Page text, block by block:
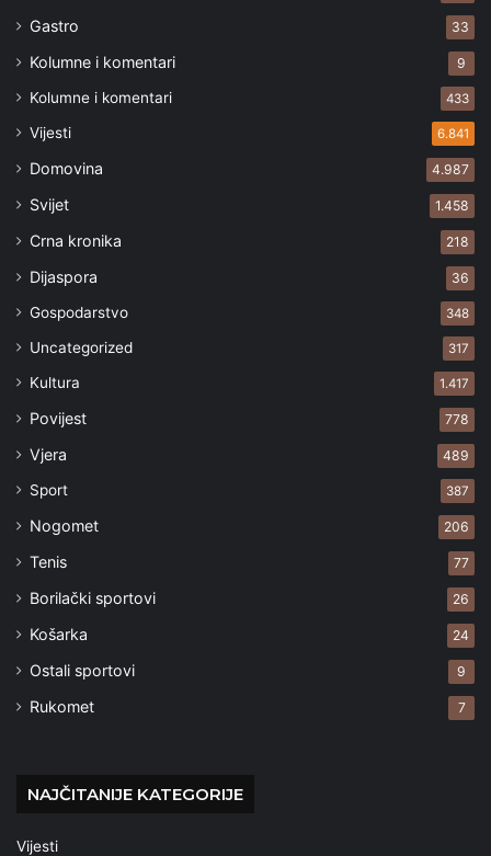
Gastro 33
Kolumne i komentari 9
Kolumne i komentari 433
Vijesti 6.841
Domovina 4.987
Svijet 1.458
Crna kronika 218
Dijaspora 36
Gospodarstvo 348
Uncategorized 317
Kultura 1.417
Povijest 778
Vjera 489
Sport 387
Nogomet 206
Tenis 77
Borilački sportovi 26
Košarka 24
Ostali sportovi 9
Rukomet 7
NAJČITANIJE KATEGORIJE
Vijesti